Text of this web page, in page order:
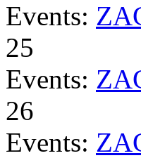
Events:
25
Events:
26
Events: